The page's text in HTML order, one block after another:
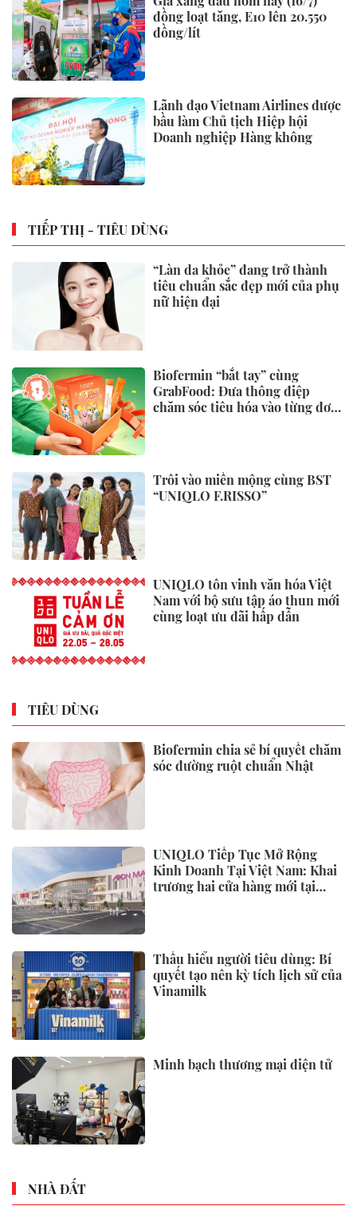
đồng loạt tăng, E10 lên 20.550
đồng/lít
Lãnh đạo Vietnam Airlines được
bầu làm Chủ tịch Hiệp hội
Doanh nghiệp Hàng không
TIẾP THỊ - TIÊU DÙNG
“Làn da khỏe” đang trở thành
tiêu chuẩn sắc đẹp mới của phụ
nữ hiện đại
Biofermin “bắt tay” cùng
GrabFood: Đưa thông điệp
chăm sóc tiêu hóa vào từng đơn
Trôi vào miền mộng cùng BST
“UNIQLO F.RISSO”
UNIQLO tôn vinh văn hóa Việt
Nam với bộ sưu tập áo thun mới
cùng loạt ưu đãi hấp dẫn
TIÊU DÙNG
Biofermin chia sẻ bí quyết chăm
sóc đường ruột chuẩn Nhật
UNIQLO Tiếp Tục Mở Rộng
Kinh Doanh Tại Việt Nam: Khai
trương hai cửa hàng mới tại
Thấu hiểu người tiêu dùng: Bí
quyết tạo nên kỳ tích lịch sử của
Vinamilk
Minh bạch thương mại điện tử
NHÀ ĐẤT